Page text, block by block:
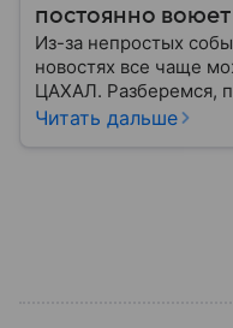
постоянно
Из-за непростых
новостях все чаще
ЦАХАЛ. Разберемся,
называется,
Читать дальше